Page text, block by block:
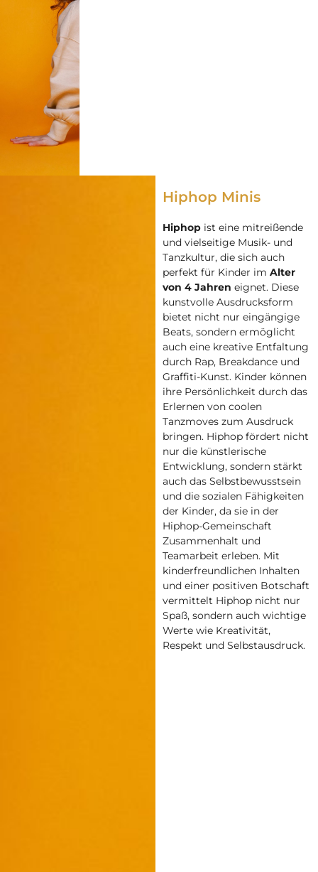
Hiphop Minis
Hiphopist eine mitreißende
und vielseitige Musik- und
Tanzkultur, die sich auch
perfekt für Kinder im Alter
von 4 Jahren eignet. Diese
kunstvolle Ausdrucksform
bietet nicht nur eingängige
Beats, sondern ermöglicht
auch eine kreative Entfaltung
durch Rap, Breakdance und
Graffiti-Kunst. Kinder können
ihre Persönlichkeit durch das
Erlernen von coolen
Tanzmoves zum Ausdruck
bringen. Hiphop fördert nicht
nur die künstlerische
Entwicklung, sondern stärkt
auch das Selbstbewusstsein
und die sozialen Fähigkeiten
der Kinder, da sie in der
Hiphop-Gemeinschaft
Zusammenhalt und
Teamarbeit erleben. Mit
kinderfreundlichen Inhalten
und einer positiven Botschaft
vermittelt Hiphop nicht nur
Spaß, sondern auch wichtige
Werte wie Kreativität,
Respekt und Selbstausdruck.